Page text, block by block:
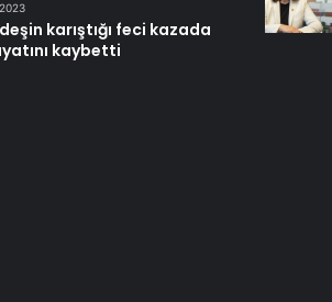
karıştığı feci kazada
kaybetti